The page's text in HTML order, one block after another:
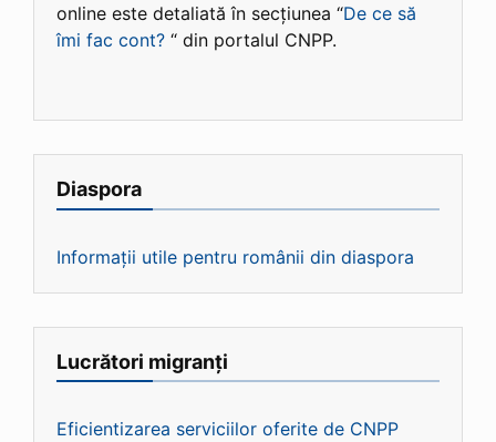
online este detaliată în secțiunea “De ce să
îmi fac cont? “ din portalul CNPP.
Diaspora
Informații utile pentru românii din diaspora
Lucrători migranți
Eficientizarea serviciilor oferite de CNPP